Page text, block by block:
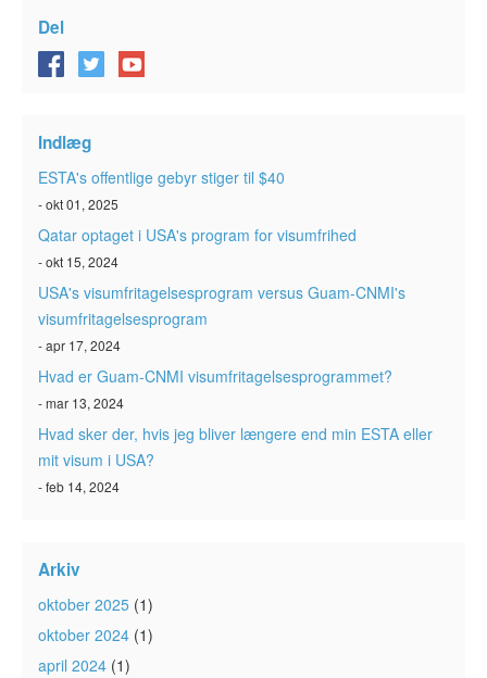
Visumfritagelsesprogrammet
Artikler
Kontakt
Del
Indlæg
ESTA's offentlige gebyr stiger til $40
- okt 01, 2025
Qatar optaget i USA's program for visumfrihed
- okt 15, 2024
USA's visumfritagelsesprogram versus Guam-CNMI's
visumfritagelsesprogram
- apr 17, 2024
Hvad er Guam-CNMI visumfritagelsesprogrammet?
- mar 13, 2024
Hvad sker der, hvis jeg bliver længere end min ESTA eller
mit visum i USA?
- feb 14, 2024
Arkiv
oktober 2025 (1)
oktober 2024 (1)
april 2024 (1)